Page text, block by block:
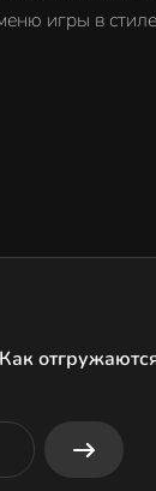
игры в
Как